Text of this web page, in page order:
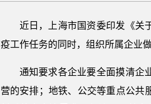
近日，上海市国资委印发《关
疫工作任务的同时，组织所属企业
通知要求各企业要全面摸清企
营的安排；地铁、公交等重点公共